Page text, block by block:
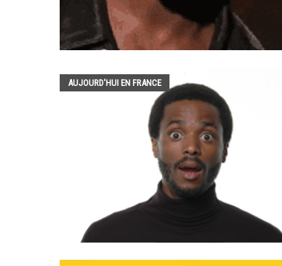
AUJOURD'HUI EN FRANCE